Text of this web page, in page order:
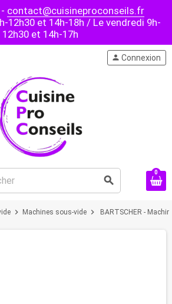
contact@cuisineproconseils.fr
12h30 et 14h-18h / Le vendredi 9h-
12h30 et 14h-17h
search
person Connexion
0
chevron_right Machines sous-vide chevron_right BARTSCHER -